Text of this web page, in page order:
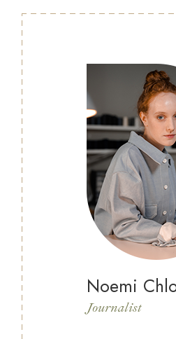
Noemi
Journalist